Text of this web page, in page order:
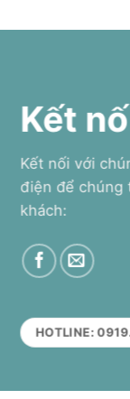
Kết
Kết nối với
điện để chúng
khách:
HOTLINE: